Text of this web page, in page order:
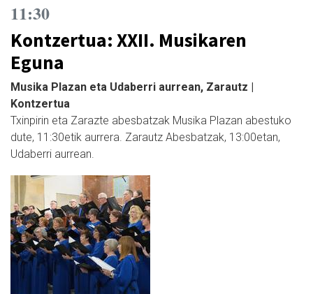
11:30
Kontzertua: XXII. Musikaren
Eguna
Musika Plazan eta Udaberri aurrean, Zarautz |
Kontzertua
Txinpirin eta Zarazte abesbatzak Musika Plazan abestuko
dute, 11:30etik aurrera. Zarautz Abesbatzak, 13:00etan,
Udaberri aurrean.